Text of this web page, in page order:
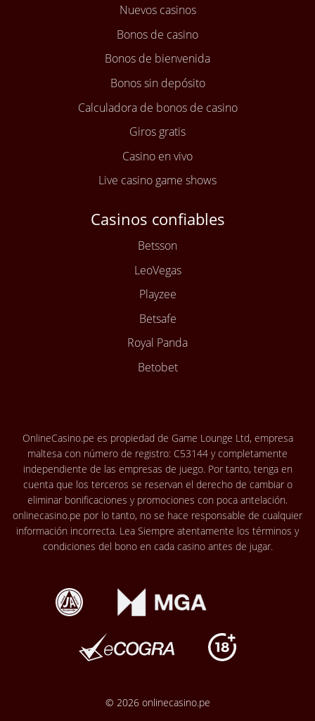
Nuevos casinos
Bonos de casino
Bonos de bienvenida
Bonos sin depósito
Calculadora de bonos de casino
Giros gratis
Casino en vivo
Live casino game shows
Casinos confiables
Betsson
LeoVegas
Playzee
Betsafe
Royal Panda
Betobet
OnlineCasino.pe es propiedad de Game Lounge Ltd, empresa
maltesa con número de registro: C53144 y completamente
independiente de las empresas de juego. Por tanto, tenga en
cuenta que los terceros se reservan el derecho de cambiar o
eliminar bonificaciones y promociones con poca antelación.
onlinecasino.pe por lo tanto, no se hace responsable de cualquier
información incorrecta. Lea Siempre atentamente los términos y
condiciones del bono en cada casino antes de jugar.
© 2026 onlinecasino.pe